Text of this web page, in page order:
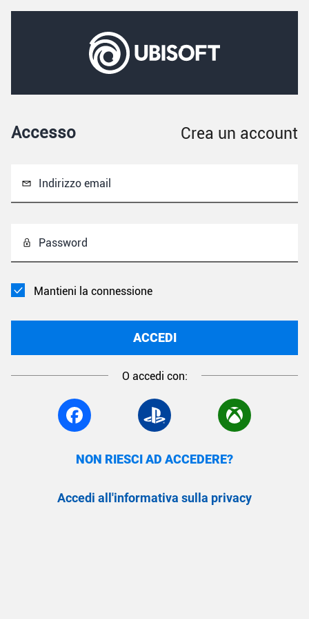
Accesso Crea un account
Indirizzo email
Password
Mantieni la connessione
ACCEDI
O accedi con:
NON RIESCI AD ACCEDERE?
Accedi all'informativa sulla privacy